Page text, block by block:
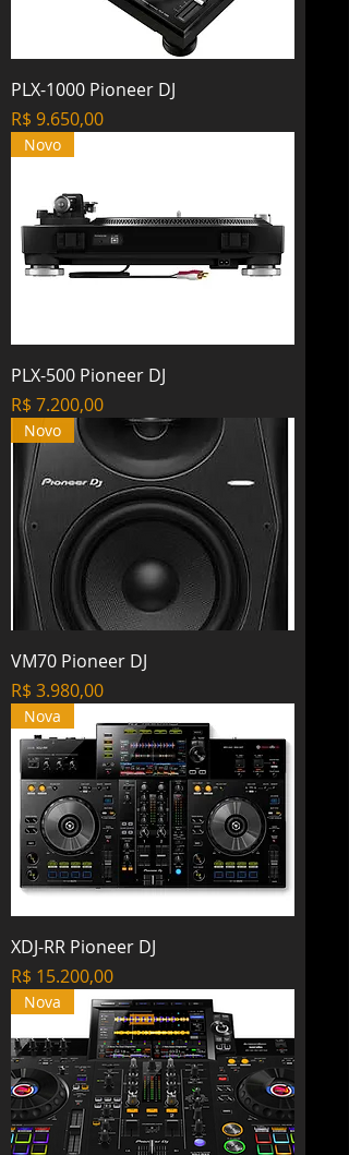
PLX-1000 Pioneer DJ
Preço
R$ 9.650,00
Novo
PLX-500 Pioneer DJ
Preço
R$ 7.200,00
Novo
VM70 Pioneer DJ
Preço
R$ 3.980,00
Nova
XDJ-RR Pioneer DJ
Preço
R$ 15.200,00
Nova